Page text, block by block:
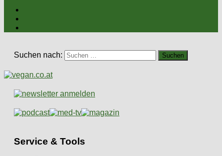
Suchen nach:
Service & Tools